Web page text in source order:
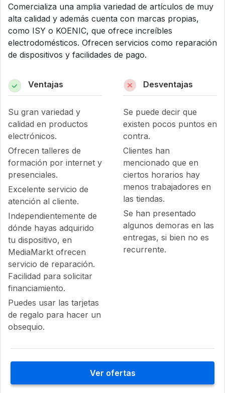
Comercializa una amplia variedad de artículos de muy
alta calidad y además cuenta con marcas propias,
como ISY o KOENIC, que ofrece increíbles
electrodomésticos. Ofrecen servicios como reparación
de dispositivos y facilidades de pago.
Ventajas
Su gran variedad y
calidad en productos
electrónicos.
Ofrecen talleres de
formación por internet y
presenciales.
Excelente servicio de
atención al cliente.
Independientemente de
dónde hayas adquirido
tu dispositivo, en
MediaMarkt ofrecen
servicio de reparación.
Facilidad para solicitar
financiamiento.
Puedes usar las tarjetas
de regalo para hacer un
obsequio.
Desventajas
Se puede decir que
existen pocos puntos en
contra.
Clientes han
mencionado que en
ciertos horarios hay
menos trabajadores en
las tiendas.
Se han presentado
algunos demoras en las
entregas, si bien no es
recurrente.
Ver ofertas